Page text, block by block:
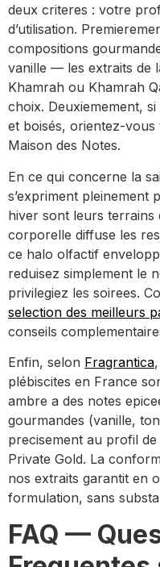
deux criteres : votre
d’utilisation.
compositions
vanille — les extraits de
Khamrah ou Khamrah
choix. Deuxiemement,
et boisés, orientez-vous
Maison des Notes.
En ce qui concerne la
s’expriment pleinement
hiver sont leurs terrains
corporelle diffuse les
ce halo olfactif
reduisez simplement le
privilegiez les soirees.
selection des meilleurs
conseils
Enfin, selon Fragrantica
plébiscites en France
ambre a des notes
gourmandes (vanille,
precisement au profil
Private Gold. La
nos extraits garantit en
formulation, sans
FAQ —